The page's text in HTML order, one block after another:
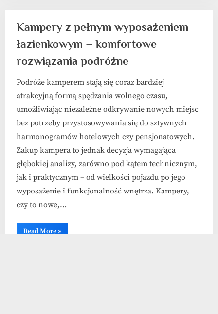
Kampery z pełnym wyposażeniem
łazienkowym – komfortowe
rozwiązania podróżne
Podróże kamperem stają się coraz bardziej
atrakcyjną formą spędzania wolnego czasu,
umożliwiając niezależne odkrywanie nowych miejsc
bez potrzeby przystosowywania się do sztywnych
harmonogramów hotelowych czy pensjonatowych.
Zakup kampera to jednak decyzja wymagająca
głębokiej analizy, zarówno pod kątem technicznym,
jak i praktycznym – od wielkości pojazdu po jego
wyposażenie i funkcjonalność wnętrza. Kampery,
czy to nowe,…
Read More“Kampery
»